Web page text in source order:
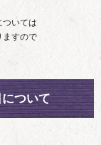
ついては
ますので
ついて